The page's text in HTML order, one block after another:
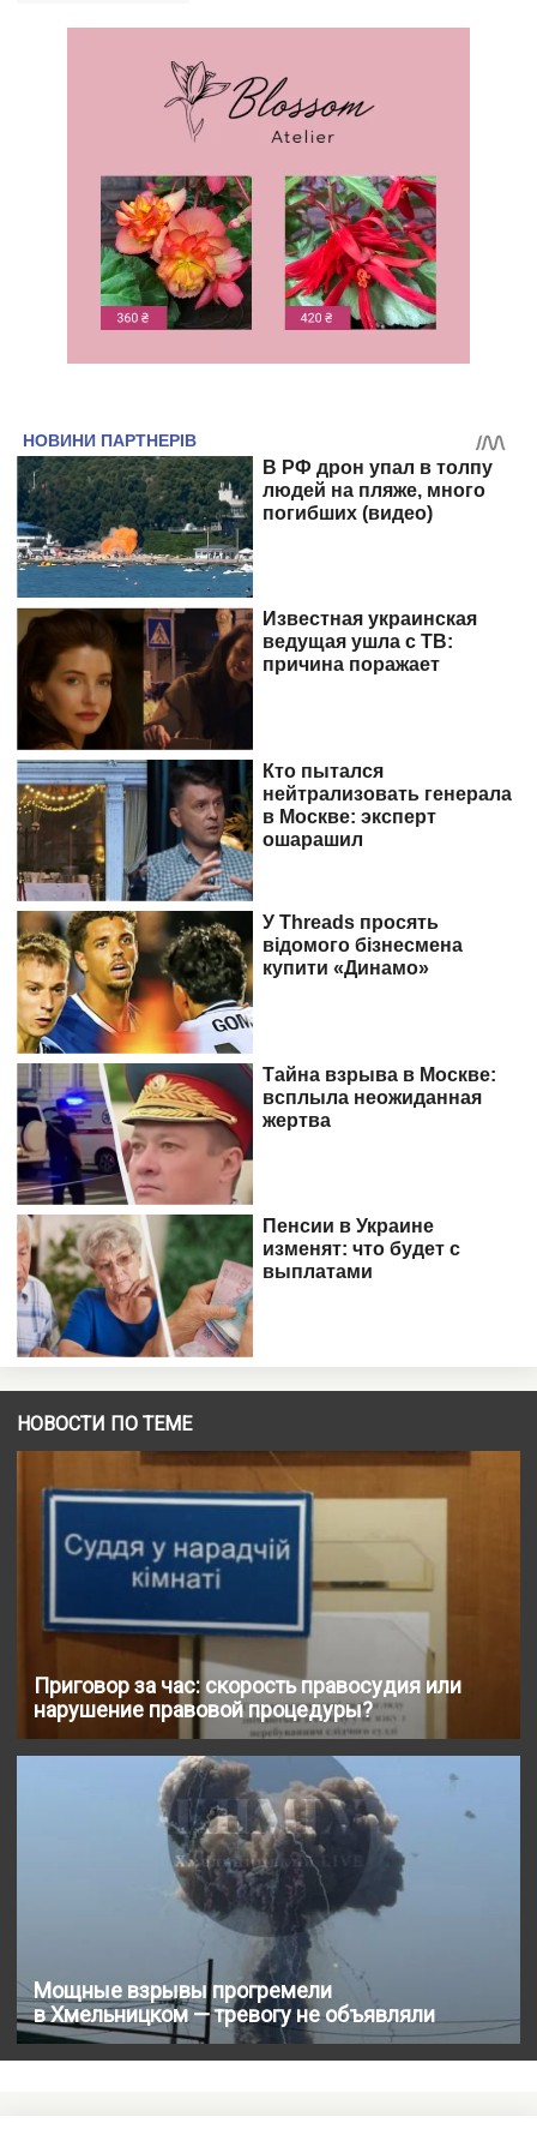
НОВОСТИ ПО ТЕМЕ
Приговор за час: скорость правосудия или
нарушение правовой процедуры?
Мощные взрывы прогремели
в Хмельницком — тревогу не объявляли